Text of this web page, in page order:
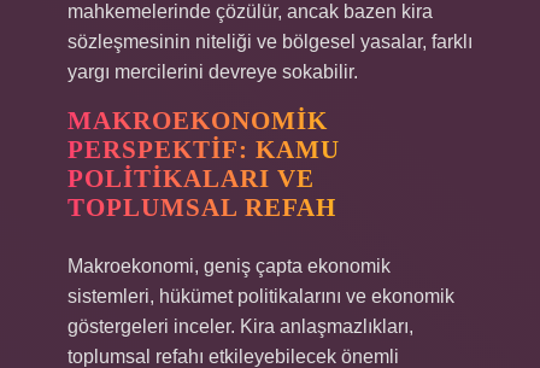
mahkemelerinde çözülür, ancak bazen kira
sözleşmesinin niteliği ve bölgesel yasalar, farklı
yargı mercilerini devreye sokabilir.
MAKROEKONOMIK
PERSPEKTIF: KAMU
POLITIKALARI VE
TOPLUMSAL REFAH
Makroekonomi, geniş çapta ekonomik
sistemleri, hükümet politikalarını ve ekonomik
göstergeleri inceler. Kira anlaşmazlıkları,
toplumsal refahı etkileyebilecek önemli